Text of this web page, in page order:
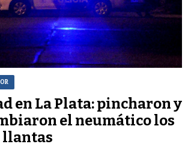
en La Plata: pincharon y
el neumático los
llantas